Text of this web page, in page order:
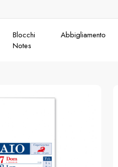
Blocchi
Notes
Abbigliamento